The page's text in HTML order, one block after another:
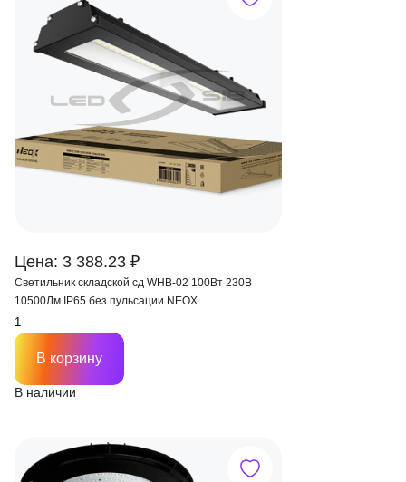
Цена: 3 388.23 ₽
Светильник складской сд WHB-02 100Вт 230В
10500Лм IP65 без пульсации NEOX
В наличии
В корзину